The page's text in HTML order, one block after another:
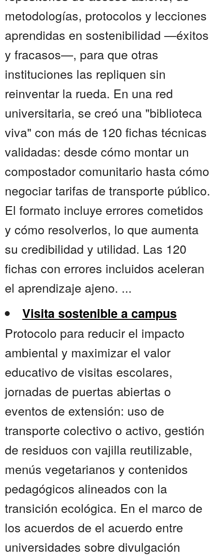
metodologías, protocolos y lecciones
aprendidas en sostenibilidad —éxitos
y fracasos—, para que otras
instituciones las repliquen sin
reinventar la rueda. En una red
universitaria, se creó una "biblioteca
viva" con más de 120 fichas técnicas
validadas: desde cómo montar un
compostador comunitario hasta cómo
negociar tarifas de transporte público.
El formato incluye errores cometidos
y cómo resolverlos, lo que aumenta
su credibilidad y utilidad. Las 120
fichas con errores incluidos aceleran
el aprendizaje ajeno. ...
Visita sostenible a campus
Protocolo para reducir el impacto
ambiental y maximizar el valor
educativo de visitas escolares,
jornadas de puertas abiertas o
eventos de extensión: uso de
transporte colectivo o activo, gestión
de residuos con vajilla reutilizable,
menús vegetarianos y contenidos
pedagógicos alineados con la
transición ecológica. En el marco de
los acuerdos de el acuerdo entre
universidades sobre divulgación